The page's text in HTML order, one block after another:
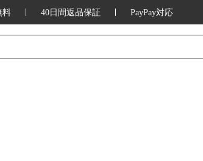
料 40日間返品保証 PayPay対応